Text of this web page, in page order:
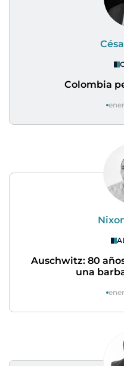
Colombia
Auschwitz: 80
una